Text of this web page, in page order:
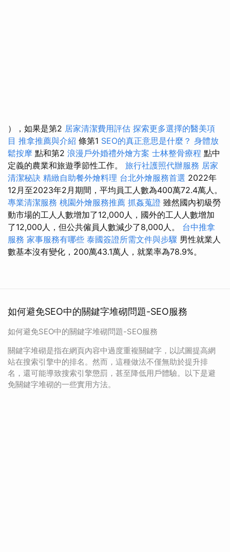
），如果是第2 居家清潔費用評估 探索更多選擇的醫美項
目 推拿推薦與介紹 條第1 SEO的真正意思是什麼？ 身體放
鬆按摩 點和第2 浪漫戶外婚禮外燴方案 士林整骨療程 點中
定義的農業和旅遊季節性工作。 旅行社護照代辦服務 居家
清潔秘訣 精緻自助餐外燴料理 台北外燴服務首選 2022年
12月至2023年2月期間，平均員工人數為400萬72.4萬人。
專業清潔服務 桃園外燴服務推薦 抓姦蒐證 雖然國內初級勞
動市場的工人人數增加了12,000人，國外的工人人數增加
了12,000人，但公共僱員人數減少了8,000人。 台中推拿
服務 家事服務有哪些 泰國簽證所需文件與步驟 男性就業人
數基本沒有變化，200萬43.1萬人，就業率為78.9%。
如何避免SEO中的關鍵字堆砌問題-SEO服務
如何避免SEO中的關鍵字堆砌問題-SEO服務
關鍵字堆砌是指在網頁內容中過度重複關鍵字，以試圖提高網
站在搜索引擎中的排名。然而，這種做法不僅無助於提升排
名，還可能導致搜索引擎懲罰，甚至降低用戶體驗。以下是避
免關鍵字堆砌的一些實用方法。